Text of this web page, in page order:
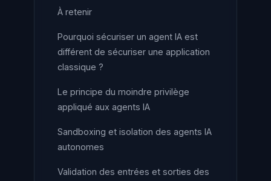
À retenir
Pourquoi sécuriser un agent IA est
différent de sécuriser une application
classique ?
Le principe du moindre privilège
appliqué aux agents IA
Sandboxing et isolation des agents IA
autonomes
Validation des entrées et sorties des